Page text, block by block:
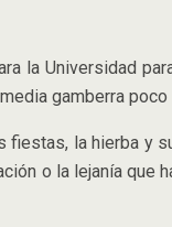
la Universidad
gamberra poco
fiestas, la hierba y
o la lejanía que